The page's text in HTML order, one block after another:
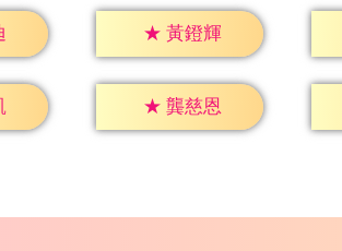
★ 黃鐙輝
★ 龔慈恩